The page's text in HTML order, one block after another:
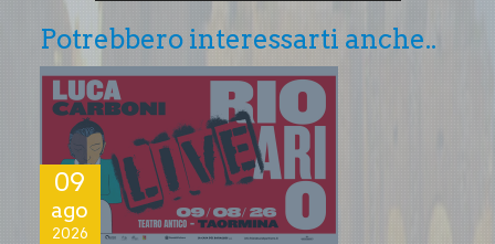
Potrebbero interessarti anche..
09
ago
2026